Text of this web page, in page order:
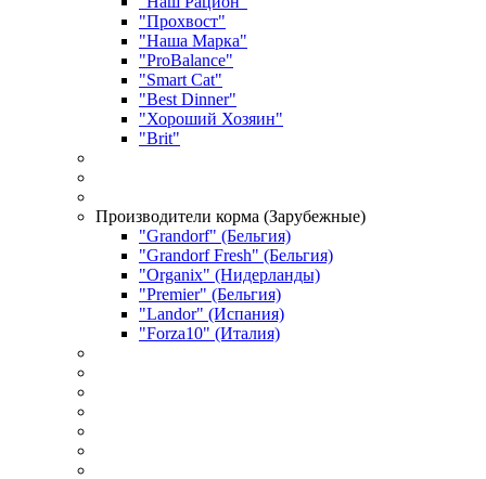
"Прохвост"
"Наша Марка"
"ProBalance"
"Smart Cat"
"Best Dinner"
"Хороший Хозяин"
"Brit"
Производители корма (Зарубежные)
"Grandorf" (Бельгия)
"Grandorf Fresh" (Бельгия)
"Organix" (Нидерланды)
"Premier" (Бельгия)
"Landor" (Испания)
"Forza10" (Италия)